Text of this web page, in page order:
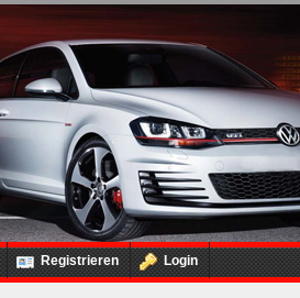
Registrieren Login